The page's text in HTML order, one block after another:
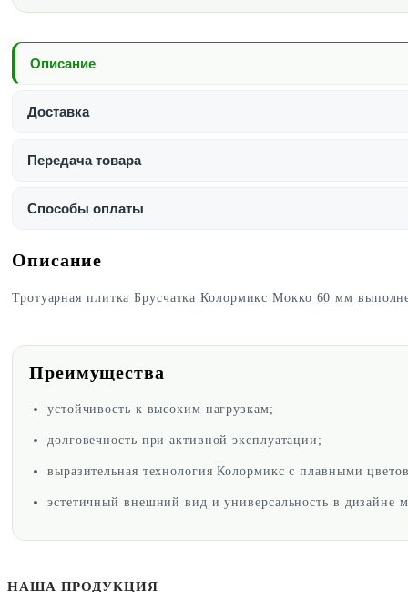
Описание
Доставка
Передача товара
Способы оплаты
Описание
Тротуарная плитка Брусчатка Колормикс Мокко 60 мм
Преимущества
устойчивость к высоким нагрузкам;
долговечность при активной эксплуатации;
выразительная технология Колормикс с плавными
эстетичный внешний вид и универсальность в дизайне
НАША ПРОДУКЦИЯ